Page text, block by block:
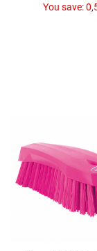
You save: